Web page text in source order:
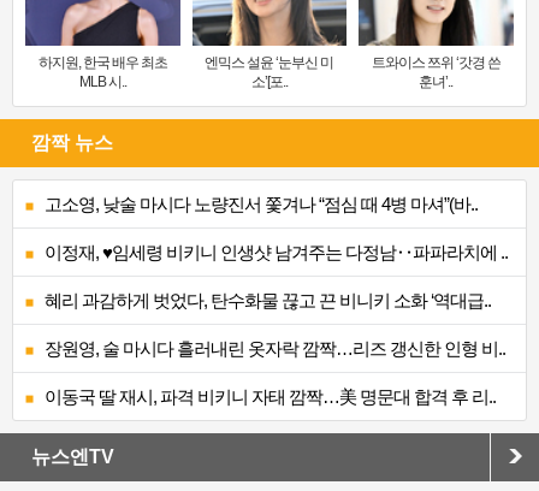
하지원, 한국 배우 최초
MLB 시..
엔믹스 설윤 ‘눈부신 미
소’[포..
트와이스 쯔위 ‘갓경 쓴
훈녀’..
깜짝 뉴스
고소영, 낮술 마시다 노량진서 쫓겨나 “점심 때 4병 마셔”(바..
이정재, ♥임세령 비키니 인생샷 남겨주는 다정남‥파파라치에 ..
혜리 과감하게 벗었다, 탄수화물 끊고 끈 비니키 소화 ‘역대급..
장원영, 술 마시다 흘러내린 옷자락 깜짝…리즈 갱신한 인형 비..
이동국 딸 재시, 파격 비키니 자태 깜짝…美 명문대 합격 후 리..
뉴스엔TV